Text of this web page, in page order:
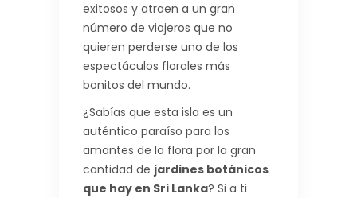
exitosos y atraen a un gran
número de viajeros que no
quieren perderse uno de los
espectáculos florales más
bonitos del mundo.
¿Sabías que esta isla es un
auténtico paraíso para los
amantes de la flora por la gran
cantidad de jardines botánicos
que hay en Sri Lanka? Si a ti